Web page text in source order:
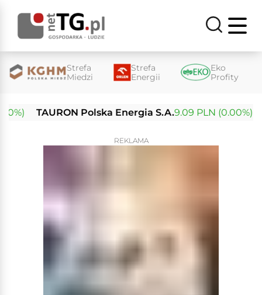
Strefa
Miedzi
Strefa
Energii
Eko
Profity
TAURON Polska Energia S.A. 9.09 PLN (0.00%)
REKLAMA